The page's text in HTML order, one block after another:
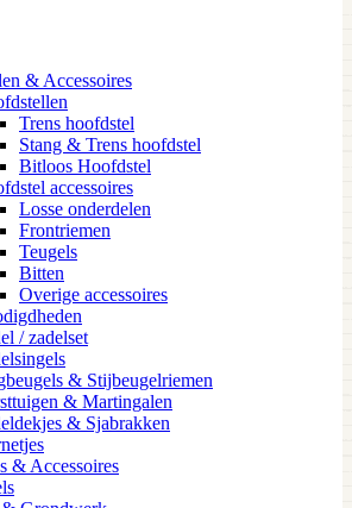
& Accessoires
Trens hoofdstel
Stang & Trens hoofdstel
Bitloos Hoofdstel
accessoires
Losse onderdelen
Frontriemen
Teugels
Bitten
Overige accessoires
/ zadelset
& Stijbeugelriemen
& Martingalen
& Sjabrakken
& Accessoires